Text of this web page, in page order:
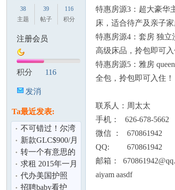
38
主题
39
帖子
116
积分
注册会员
积分 116
发消
Ta最近发表:
不可错过！尔湾
大公园三套房
town home出租
新款GLC$900/月
含全保及雨伞险
转一个有意思的
国内帖子：Fang
火Fang盗房天
求租 2015年一月
中下旬待产+月
子 租期4个月
代办美国护照
DS3053
招聘baby看护
特惠房源3：超大豪华
床，适合待产及亲子家
特惠房源4：套房 独立
高级床品，拎包即可入
特惠房源5：雅房
全包，拎包即可入住！
联系人：周太太
手机： 626-678-5662
微信 ： 670861942
QQ: 670861942
邮箱：
aiyam aasdf